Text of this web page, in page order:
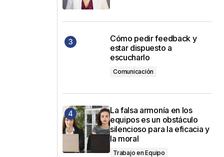
Cómo pedir feedback y
estar dispuesto a
escucharlo
Comunicación
La falsa armonía en los
equipos es un obstáculo
silencioso para la eficacia y
la moral
Trabajo en Equipo